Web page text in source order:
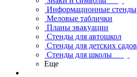
Информационные стенды
Меловые таблички
Планы эвакуации
Стенды для автошкол
Стенды для детских садов
Стенды для школы
Еще